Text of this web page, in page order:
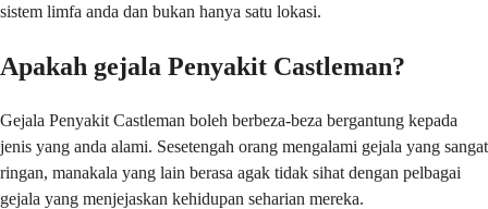
sistem limfa anda dan bukan hanya satu lokasi.
Apakah gejala Penyakit Castleman?
Gejala Penyakit Castleman boleh berbeza-beza bergantung kepada
jenis yang anda alami. Sesetengah orang mengalami gejala yang sangat
ringan, manakala yang lain berasa agak tidak sihat dengan pelbagai
gejala yang menjejaskan kehidupan seharian mereka.